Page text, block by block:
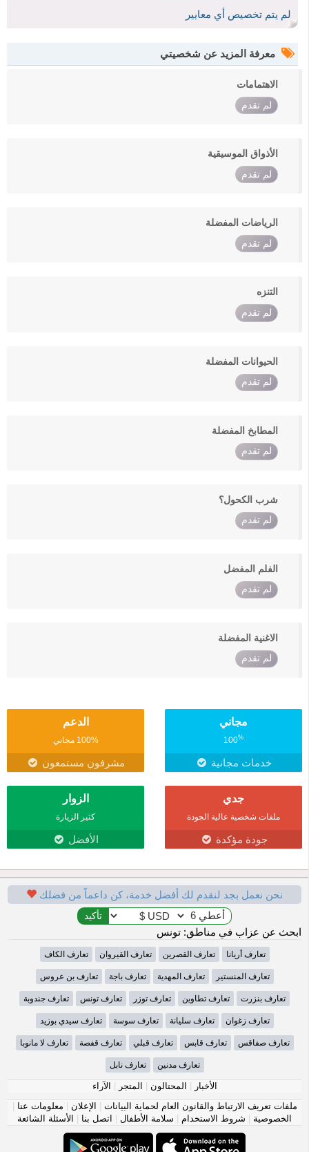
لم يتم تخصيص أي معايير
معرفة المزيد عن شخصيتي
الاهتمامات
لم تقدم
الأذواق الموسيقية
لم تقدم
الرياضات المفضلة
لم تقدم
التنزه
لم تقدم
الحيوانات المفضلة
لم تقدم
المطابخ المفضلة
لم تقدم
شرب الكحول؟
لم تقدم
الفلم المفضل
لم تقدم
الاغنية المفضلة
لم تقدم
مجاني
100%
خدمات مجانية
الدعم
100% مجاني
مشرفون مستمعون
جدي
ملفات شخصية عالية الجودة
جودة مؤكدة
الزوار
كثير الزيارة
الأفضل
نحن نعمل بجد لنقدم لك أفضل خدمة، كن داعماً من فضلك
ابحث عن عزاب في مناطق: تونس
تعارف أريانا تعارف القصرين تعارف القيروان تعارف الكاف
تعارف المنستير تعارف المهدية تعارف باجة تعارف بن عروس
تعارف بنزرت تعارف تطاوين تعارف توزر تعارف تونس تعارف جندوبة
تعارف زغوان تعارف سليانة تعارف سوسة تعارف سيدي بوزيد
تعارف صفاقس تعارف قابس تعارف قبلي تعارف قفصة تعارف لا مانوبا
تعارف مدنين تعارف نابل
الأخبار | المحتالون | المتجر | الآراء
ملفات تعريف الارتباط والقانون العام لحماية البيانات | الإعلان | معلومات عنا |
الخصوصية | شروط الاستخدام | سلامة الأطفال | اتصل بنا | الأسئلة الشائعة